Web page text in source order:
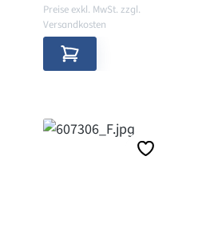
Preise exkl. MwSt. zzgl.
Versandkosten